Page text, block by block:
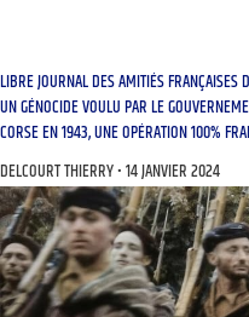
LIBRE JOURNAL DES AMITIÉS
UN GÉNOCIDE VOULU PAR LE
CORSE EN 1943, UNE OPÉRATION 100%
DELCOURT THIERRY 14 JANVIER 2024